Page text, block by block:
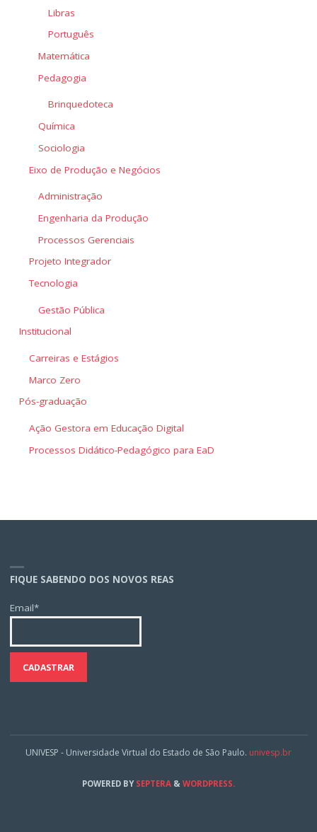
Libras
Português
Matemática
Pedagogia
Brinquedoteca
Química
Sociologia
Eixo de Produção e Negócios
Administração
Engenharia da Produção
Processos Gerenciais
Projeto Integrador
Tecnologia
Gestão Pública
Institucional
Carreiras e Estágios
Marco Zero
Pós-graduação
Ação Gestora em Educação Digital
Processos Didático-Pedagógico para EaD
FIQUE SABENDO DOS NOVOS REAS
Email*
UNIVESP - Universidade Virtual do Estado de São Paulo. univesp.br
POWERED BYSEPTERA & WORDPRESS.